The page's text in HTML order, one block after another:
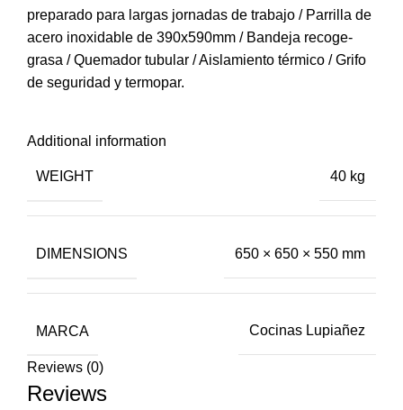
preparado para largas jornadas de trabajo / Parrilla de
acero inoxidable de 390x590mm / Bandeja recoge-
grasa / Quemador tubular / Aislamiento térmico / Grifo
de seguridad y termopar.
Additional information
WEIGHT 40 kg
DIMENSIONS 650 × 650 × 550 mm
MARCA Cocinas Lupiañez
Reviews (0)
Reviews